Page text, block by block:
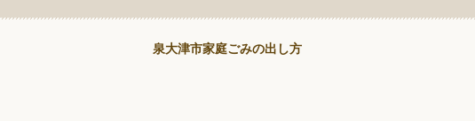
泉大津市家庭ごみの出し方